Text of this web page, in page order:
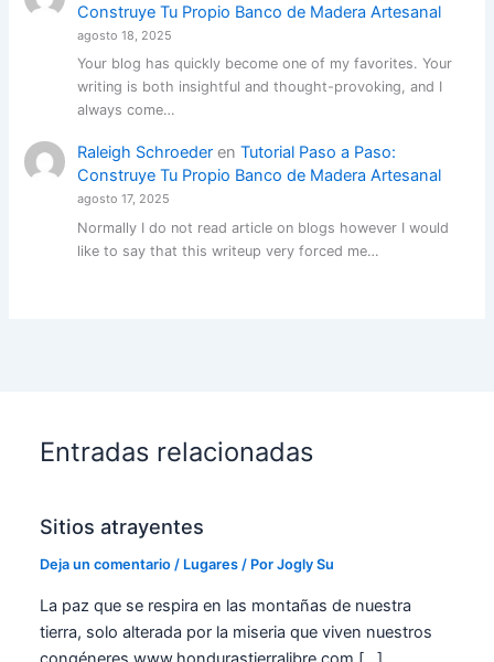
Construye Tu Propio Banco de Madera Artesanal
agosto 18, 2025
Your blog has quickly become one of my favorites. Your
writing is both insightful and thought-provoking, and I
always come…
Raleigh Schroederen Tutorial Paso a Paso:
Construye Tu Propio Banco de Madera Artesanal
agosto 17, 2025
Normally I do not read article on blogs however I would
like to say that this writeup very forced me…
Entradas relacionadas
Sitios atrayentes
Deja un comentario / Lugares / PorJogly Su
La paz que se respira en las montañas de nuestra
tierra, solo alterada por la miseria que viven nuestros